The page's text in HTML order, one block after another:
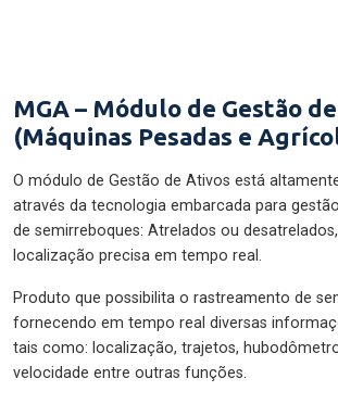
MGA – Módulo de Gestão
(Máquinas Pesadas e
O módulo de Gestão de Ativos está
através da tecnologia embarcada para
de semirreboques: Atrelados ou
localização precisa em tempo real.
Produto que possibilita o rastreamento de
fornecendo em tempo real diversas
tais como: localização, trajetos,
velocidade entre outras funções.